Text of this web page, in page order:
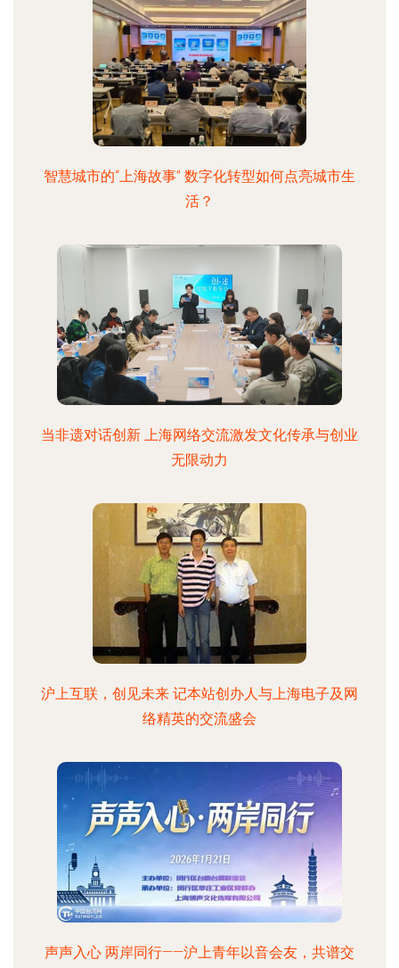
智慧城市的“上海故事” 数字化转型如何点亮城市生
活？
当非遗对话创新 上海网络交流激发文化传承与创业
无限动力
沪上互联，创见未来 记本站创办人与上海电子及网
络精英的交流盛会
声声入心 两岸同行——沪上青年以音会友，共谱交